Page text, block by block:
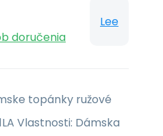
doručenia
Lee
topánky ružové
Vlastnosti: Dámska